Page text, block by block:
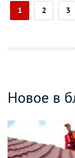
1 2 3
Новое в